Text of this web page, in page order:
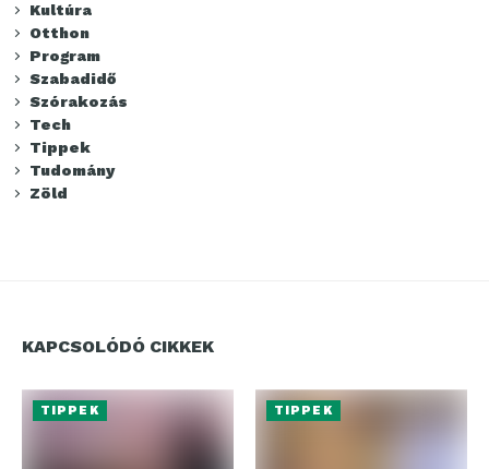
Kultúra
Otthon
Program
Szabadidő
Szórakozás
Tech
Tippek
Tudomány
Zöld
KAPCSOLÓDÓ CIKKEK
TIPPEK TIPPEK